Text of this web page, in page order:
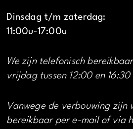
Dinsdag t/m zaterdag:
11:00u-17:00u
We zijn telefonisch
vrijdag tussen 12:00 en 16:30
Vanwege de verbouwing zijn
bereikbaar per e-mail of via